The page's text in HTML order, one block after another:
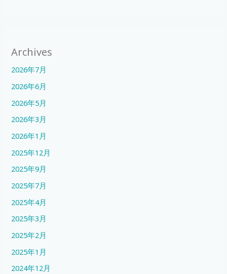
Archives
2026年7月
2026年6月
2026年5月
2026年3月
2026年1月
2025年12月
2025年9月
2025年7月
2025年4月
2025年3月
2025年2月
2025年1月
2024年12月